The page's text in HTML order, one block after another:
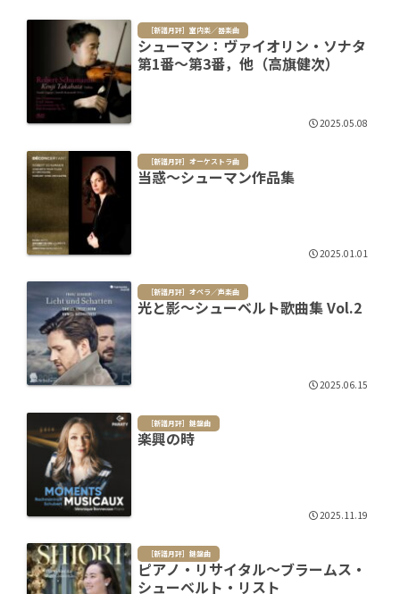
［新譜月評］室内楽／器楽曲
シューマン：ヴァイオリン・ソナタ
第1番～第3番，他（高旗健次）
2025.05.08
［新譜月評］オーケストラ曲
当惑～シューマン作品集
2025.01.01
［新譜月評］オペラ／声楽曲
光と影～シューベルト歌曲集 Vol.2
2025.06.15
［新譜月評］鍵盤曲
楽興の時
2025.11.19
［新譜月評］鍵盤曲
ピアノ・リサイタル～ブラームス・
シューベルト・リスト